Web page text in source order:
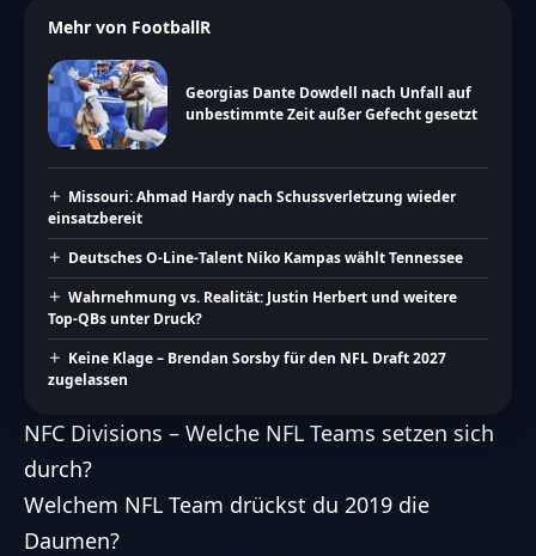
Mehr von FootballR
Georgias Dante Dowdell nach Unfall auf
unbestimmte Zeit außer Gefecht gesetzt
Missouri: Ahmad Hardy nach Schussverletzung wieder
einsatzbereit
Deutsches O-Line-Talent Niko Kampas wählt Tennessee
Wahrnehmung vs. Realität: Justin Herbert und weitere
Top-QBs unter Druck?
Keine Klage – Brendan Sorsby für den NFL Draft 2027
zugelassen
NFC Divisions – Welche NFL Teams setzen sich
durch?
Welchem NFL Team drückst du 2019 die
Daumen?